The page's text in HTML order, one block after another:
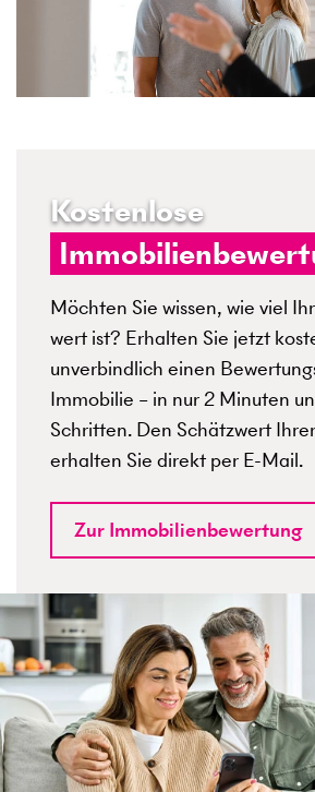
Kostenlose
Möchten Sie wissen, wie viel
wert ist? Erhalten Sie jetzt
unverbindlich einen
Immobilie – in nur 2 Minuten
Schritten. Den Schätzwert
erhalten Sie direkt per E-Mail.
Zur Immobilienbewertung